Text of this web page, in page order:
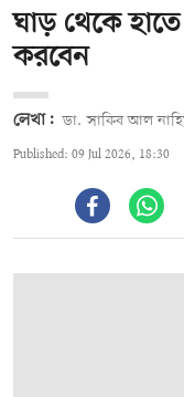
ঘাড় থেকে
করবেন
লেখা: ডা. সাকিব আল
Published: 09 Jul 2026, 18:30